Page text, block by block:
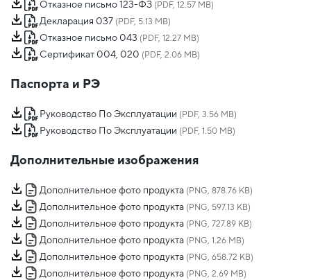
Отказное письмо 123-ФЗ (PDF, 12.57 MB)
Декларация 037 (PDF, 5.13 MB)
Отказное письмо 043 (PDF, 12.27 MB)
Сертификат 004, 020 (PDF, 2.06 MB)
Паспорта и РЭ
Руководство По Эксплуатации (PDF, 3.56 MB)
Руководство По Эксплуатации (PDF, 1.50 MB)
Дополнительные изображения
Дополнительное фото продукта (PNG, 878.76 KB)
Дополнительное фото продукта (PNG, 597.13 KB)
Дополнительное фото продукта (PNG, 727.89 KB)
Дополнительное фото продукта (PNG, 1.26 MB)
Дополнительное фото продукта (PNG, 658.72 KB)
Дополнительное фото продукта (PNG, 2.69 MB)